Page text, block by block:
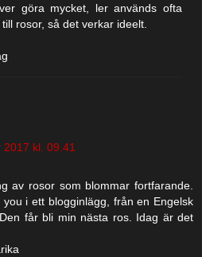
göra mycket, ler används ofta
rosor, så det verkar ideelt.
2017 kl. 09.41
av rosor som blommar fortfarande.
i ett blogginlägg, från en Engelsk
får bli min nästa ros. Idag är det